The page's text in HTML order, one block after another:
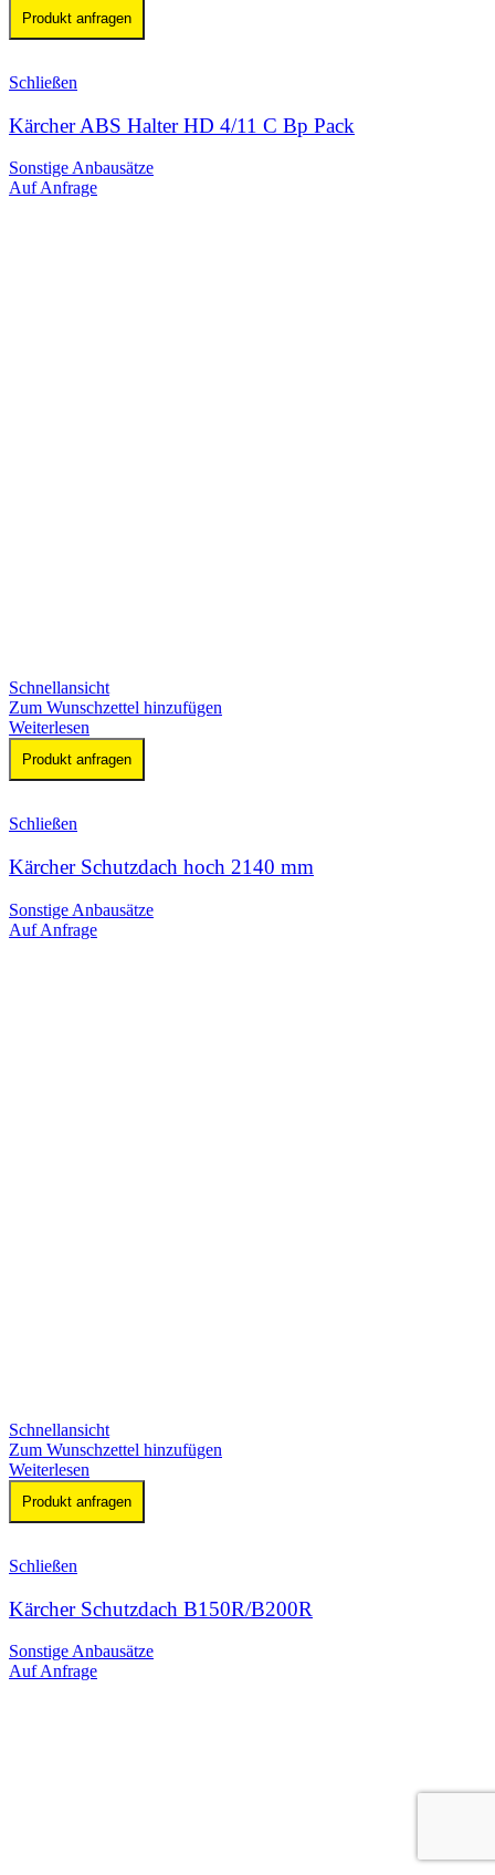
Produkt anfragen
Schließen
Kärcher ABS Halter HD 4/11 C Bp Pack
Sonstige Anbausätze
Auf Anfrage
Schnellansicht
Zum Wunschzettel hinzufügen
Weiterlesen
Produkt anfragen
Schließen
Kärcher Schutzdach hoch 2140 mm
Sonstige Anbausätze
Auf Anfrage
Schnellansicht
Zum Wunschzettel hinzufügen
Weiterlesen
Produkt anfragen
Schließen
Kärcher Schutzdach B150R/B200R
Sonstige Anbausätze
Auf Anfrage